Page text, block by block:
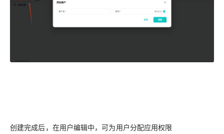
创建完成后，在用户编辑中，可为用户分配应用权限